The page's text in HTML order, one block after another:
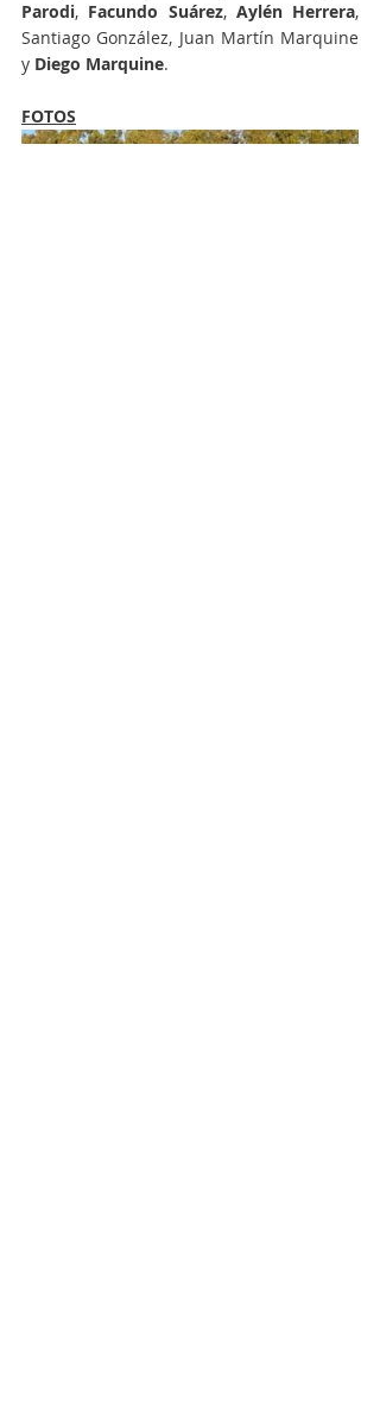
Parodi, Facundo Suárez, Aylén Herrera,
Santiago González, Juan Martín Marquine
y Diego Marquine.
FOTOS